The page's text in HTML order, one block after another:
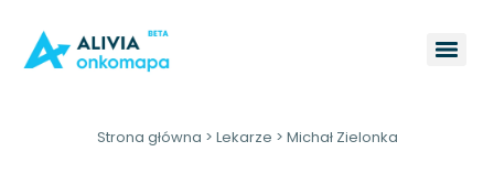
Strona główna > Lekarze > Michał Zielonka